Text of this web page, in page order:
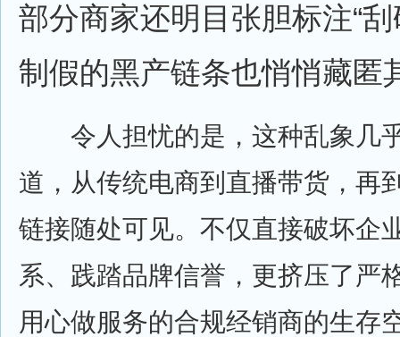
部分商家还明目张胆标注“
制假的黑产链条也悄悄藏匿
令人担忧的是，这种乱象几
道，从传统电商到直播带货，再
链接随处可见。不仅直接破坏企
系、践踏品牌信誉，更挤压了严
用心做服务的合规经销商的生存